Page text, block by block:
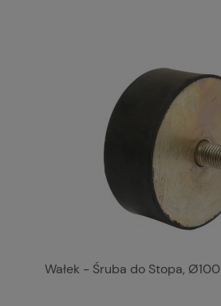
Wałek - Śruba do Stopa,